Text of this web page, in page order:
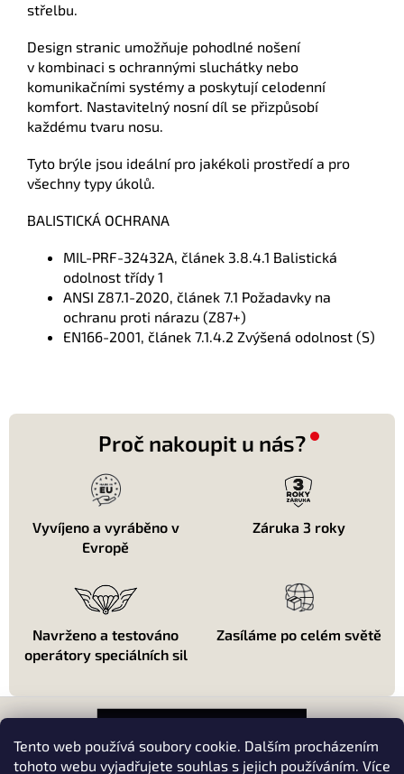
Tento web používá soubory cookie. Dalším procházením
tohoto webu vyjadřujete souhlas s jejich používáním. Více
Proč nakoupit u nás?
Vyvíjeno a vyráběno v
Evropě
Záruka 3 roky
Navrženo a testováno
operátory speciálních sil
Zasíláme po celém světě
střelbu.
Design stranic umožňuje pohodlné nošení
v kombinaci s ochrannými sluchátky nebo
komunikačními systémy a poskytují celodenní
komfort. Nastavitelný nosní díl se přizpůsobí
každému tvaru nosu.
Tyto brýle jsou ideální pro jakékoli prostředí a pro
všechny typy úkolů.
BALISTICKÁ OCHRANA
MIL-PRF-32432A, článek 3.8.4.1 Balistická
odolnost třídy 1
ANSI Z87.1-2020, článek 7.1 Požadavky na
ochranu proti nárazu (Z87+)
EN166-2001, článek 7.1.4.2 Zvýšená odolnost (S)
á